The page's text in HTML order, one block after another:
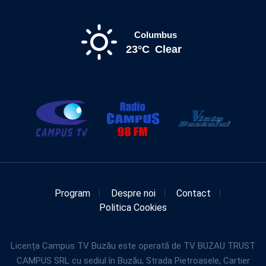
Columbus
23°C Clear
Program Despre noi
Contact
Politica Cookies
Licența Campus TV Buzău este operată de TV BUZAU TRUST
CAMPUS SRL cu sediul în Buzău, Strada Pietroasele, Cartier